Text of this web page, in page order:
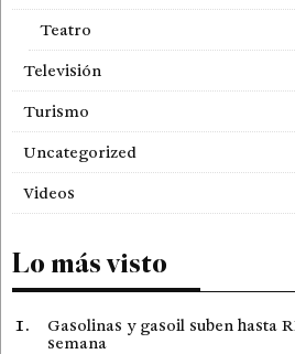
Teatro
Televisión
Turismo
Uncategorized
Videos
Lo más visto
Gasolinas y gasoil suben hasta
semana